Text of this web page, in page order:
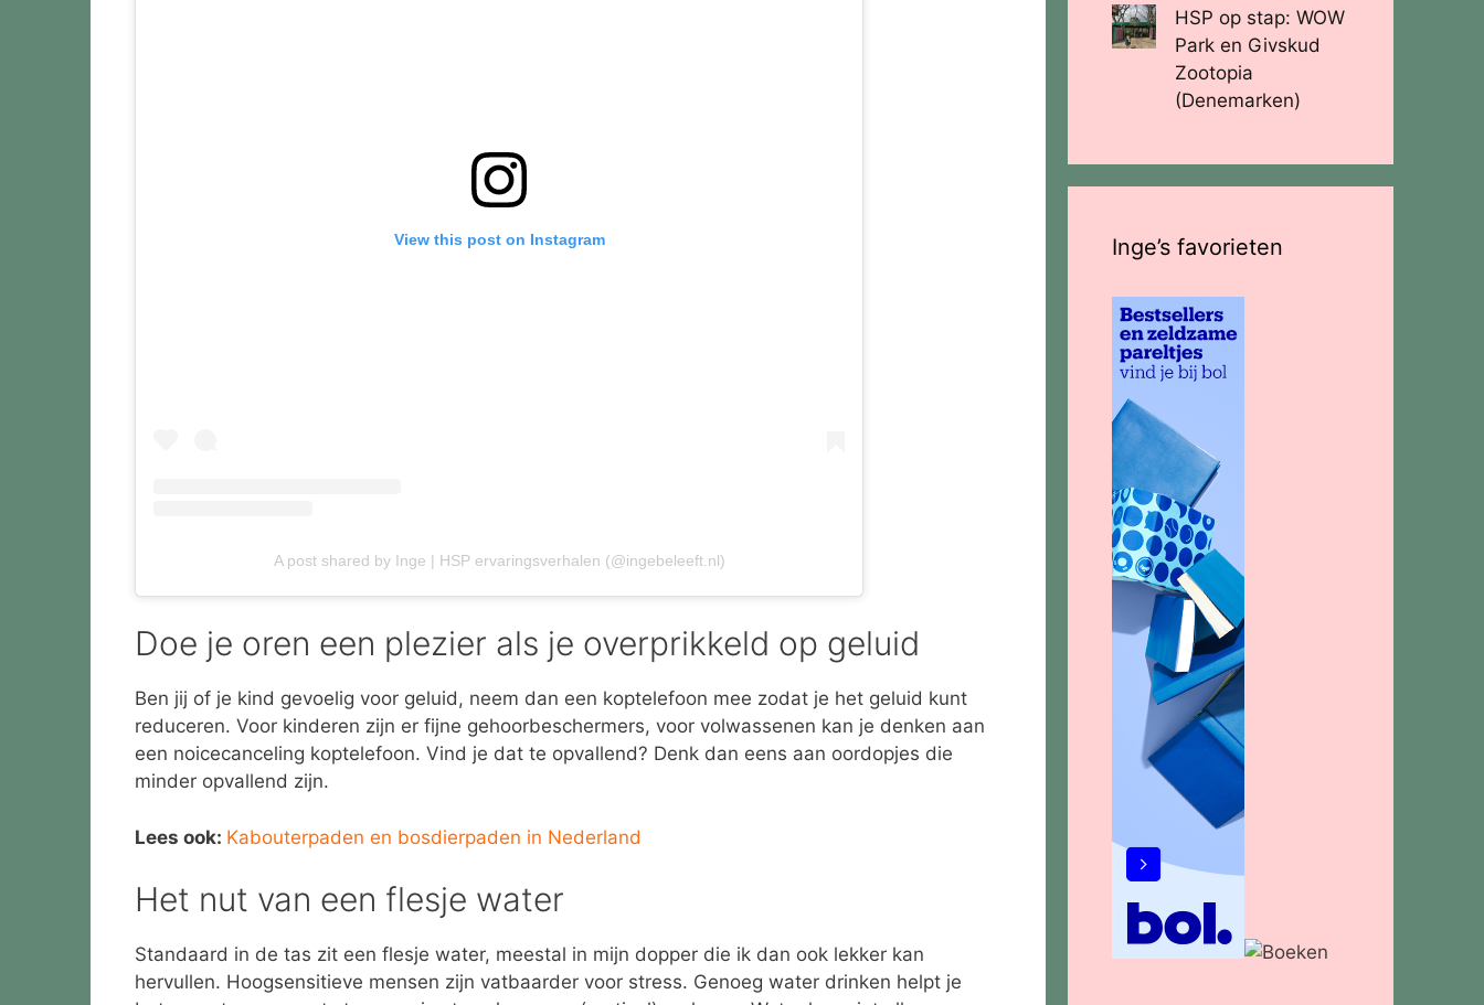
View this post on Instagram
A post shared by Inge | HSP ervaringsverhalen (@ingebeleeft.nl)
Doe je oren een plezier als je overprikkeld op geluid
Ben jij of je kind gevoelig voor geluid, neem dan een koptelefoon mee zodat je het geluid kunt
reduceren. Voor kinderen zijn er fijne gehoorbeschermers, voor volwassenen kan je denken aan
een noicecanceling koptelefoon. Vind je dat te opvallend? Denk dan eens aan oordopjes die
minder opvallend zijn.
Lees ook: Kabouterpaden en bosdierpaden in Nederland
Het nut van een flesje water
Standaard in de tas zit een flesje water, meestal in mijn dopper die ik dan ook lekker kan
hervullen. Hoogsensitieve mensen zijn vatbaarder voor stress. Genoeg water drinken helpt je
HSP op stap: WOW
Park en Givskud
Zootopia
(Denemarken)
Inge’s favorieten